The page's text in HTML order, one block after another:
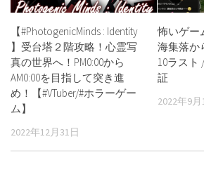
【#PhotogenicMinds : Identity
】受台塔２階攻略！心霊写
真の世界へ！PM0:00から
AM0:00を目指して突き進
め！【#VTuber/#ホラーゲー
ム】
2022年12月31日
怖いゲー
海集落か
10ラスト
証
2022年9月